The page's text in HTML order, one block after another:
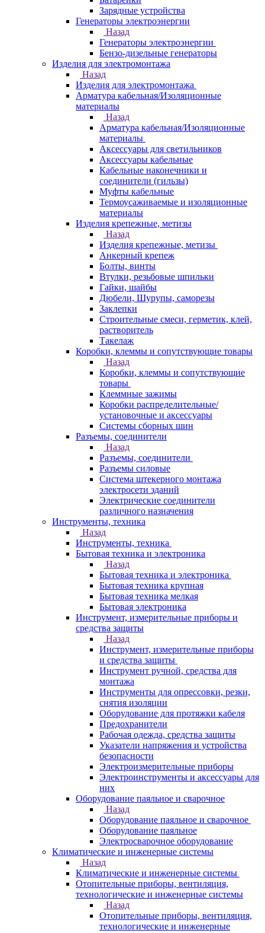
Зарядные устройства
Генераторы электроэнергии
Назад
Генераторы электроэнергии
Бензо-дизельные генераторы
Изделия для электромонтажа
Назад
Изделия для электромонтажа
Арматура кабельная/Изоляционные
материалы
Назад
Арматура кабельная/Изоляционные
материалы
Аксессуары для светильников
Аксессуары кабельные
Кабельные наконечники и
соединители (гильзы)
Муфты кабельные
Термоусаживаемые и изоляционные
материалы
Изделия крепежные, метизы
Назад
Изделия крепежные, метизы
Анкерный крепеж
Болты, винты
Втулки, резьбовые шпильки
Гайки, шайбы
Дюбели, Шурупы, саморезы
Заклепки
Строительные смеси, герметик, клей,
растворитель
Такелаж
Коробки, клеммы и сопутствующие товары
Назад
Коробки, клеммы и сопутствующие
товары
Клеммные зажимы
Коробки распределительные/
установочные и аксессуары
Системы сборных шин
Разъемы, соединители
Назад
Разъемы, соединители
Разъемы силовые
Система штекерного монтажа
электросети зданий
Электрические соединители
различного назначения
Инструменты, техника
Назад
Инструменты, техника
Бытовая техника и электроника
Назад
Бытовая техника и электроника
Бытовая техника крупная
Бытовая техника мелкая
Бытовая электроника
Инструмент, измерительные приборы и
средства защиты
Назад
Инструмент, измерительные приборы
и средства защиты
Инструмент ручной, средства для
монтажа
Инструменты для опрессовки, резки,
снятия изоляции
Оборудование для протяжки кабеля
Предохранители
Рабочая одежда, средства защиты
Указатели напряжения и устройства
безопасности
Электроизмерительные приборы
Электроинструменты и аксессуары для
них
Оборудование паяльное и сварочное
Назад
Оборудование паяльное и сварочное
Оборудование паяльное
Электросварочное оборудование
Климатические и инженерные системы
Назад
Климатические и инженерные системы
Отопительные приборы, вентиляция,
технологические и инженерные системы
Назад
Отопительные приборы, вентиляция,
технологические и инженерные